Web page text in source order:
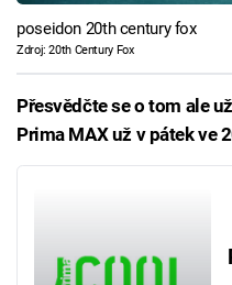
poseidon 20th century fox
Zdroj: 20th Century Fox
Přesvědčte se o tom ale
Prima MAX už v pátek ve